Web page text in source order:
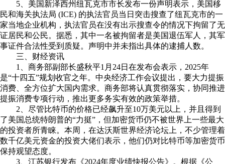
5、美国新泽西州纽瓦克市市长发布一份声明表示，美国移
民和海关执法局 (ICE) 的执法官员当日突击搜查了纽瓦克市的一
家当地企业机构，执法官员在没有出示搜查令的情况下拘留了无
证居民和公民。据悉，其中一名被拘留者是美国退伍军人，其军
事证件合法性受到质疑。声明中并未指出具体的逮捕人数。
三、财经资讯
1、商务部副部长盛秋平1月24日在发布会表示，2025年
是“十四五”规划收官之年。中央经济工作会议提出，要大力提振
消费、全方位扩大国内需求。商务部将认真贯彻落实，协同推进
提振消费专项行动，推出更多务实有效的政策举措。
2、尽管比特币的价格已经飙升至10万美元以上，并且得到
了美国总统特朗普的“力挺”，但加密货币仍不被世界上一些最大
的投资者所青睐。本周，在达沃斯世界经济论坛上，不少管理着
数千亿美元资金的投资大佬们表示，他们仍对比特币等加密货币
保持观望态度。
3、江苏银行发布《2024年度业绩快报公告》。根据《公